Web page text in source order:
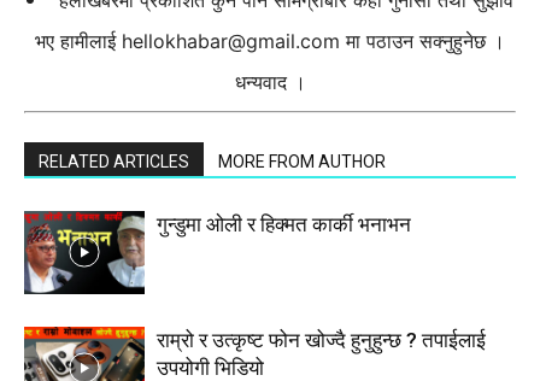
भए हामीलाई hellokhabar@gmail.com मा पठाउन सक्नुहुनेछ ।
धन्यवाद ।
RELATED ARTICLES MORE FROM AUTHOR
गुन्डुमा ओली र हिक्मत कार्की भनाभन
राम्रो र उत्कृष्ट फोन खोज्दै हुनुहुन्छ ? तपाईलाई
उपयोगी भिडियो